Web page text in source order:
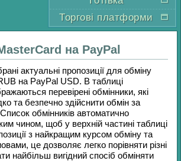
Торгові платформи
на PayPal
актуальні пропозиції для обміну
на PayPal USD. В таблиці
перевірені обмінники, які
та безпечно здійснити обмін за
обмінників автоматично
чином, щоб у верхній частині таблиці
з найкращим курсом обміну та
це дозволяє легко порівняти різні
найбільш вигідний спосіб обміняти